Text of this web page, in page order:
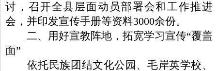
讨，召开全县层面动员部署会和工作推进
会，并印发宣传手册等资料3000余份。
二、用好宣教阵地，拓宽学习宣传“覆盖
面”
依托民族团结文化公园、毛岸英学校、